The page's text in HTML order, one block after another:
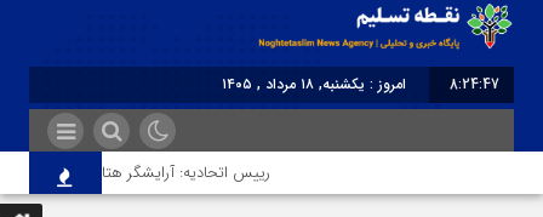
8:24:47
امروز : یکشنبه, ۱۸ مرداد , ۱۴۰۵
رییس اتحادیه: آرایشگر هتاک در قزوین عضو